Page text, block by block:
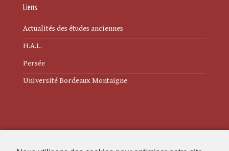
Liens
Actualités des études anciennes
H.A.L.
Persée
Université Bordeaux Montaigne